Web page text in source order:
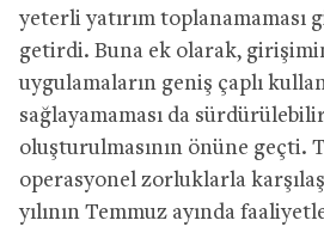
yeterli yatırım toplanamaması
getirdi. Buna ek olarak,
uygulamaların geniş çaplı
sağlayamaması da
oluşturulmasının önüne geçti.
operasyonel zorluklarla
yılının Temmuz ayında